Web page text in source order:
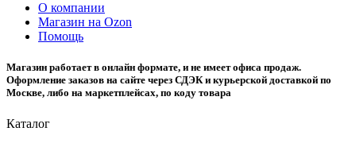
О компании
Магазин на Ozon
Помощь
Магазин работает в онлайн формате, и не имеет офиса продаж.
Оформление заказов на сайте через СДЭК и курьерской доставкой по
Москве, либо на маркетплейсах, по коду товара
Каталог